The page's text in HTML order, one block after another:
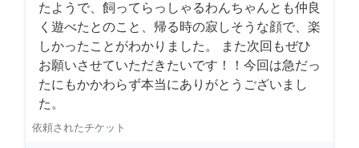
たようで、飼ってらっしゃるわんちゃんとも仲良
く遊べたとのこと、帰る時の寂しそうな顔で、楽
しかったことがわかりました。 また次回もぜひ
お願いさせていただきたいです！！今回は急だっ
たにもかかわらず本当にありがとうございまし
た。
依頼されたチケット